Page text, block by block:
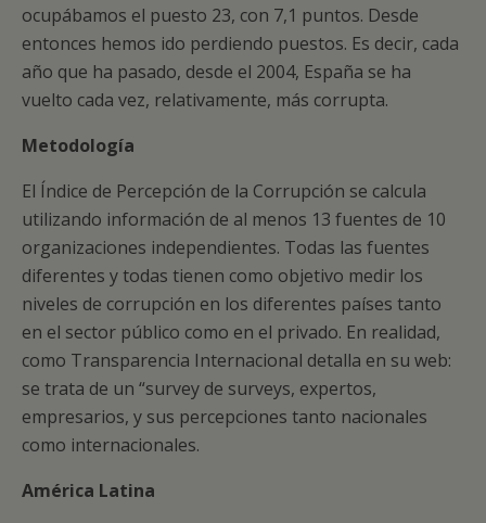
ocupábamos el puesto 23, con 7,1 puntos. Desde
entonces hemos ido perdiendo puestos. Es decir, cada
año que ha pasado, desde el 2004, España se ha
vuelto cada vez, relativamente, más corrupta.
Metodología
El Índice de Percepción de la Corrupción se calcula
utilizando información de al menos 13 fuentes de 10
organizaciones independientes. Todas las fuentes
diferentes y todas tienen como objetivo medir los
niveles de corrupción en los diferentes países tanto
en el sector público como en el privado. En realidad,
como Transparencia Internacional detalla en su web:
se trata de un “survey de surveys, expertos,
empresarios, y sus percepciones tanto nacionales
como internacionales.
América Latina